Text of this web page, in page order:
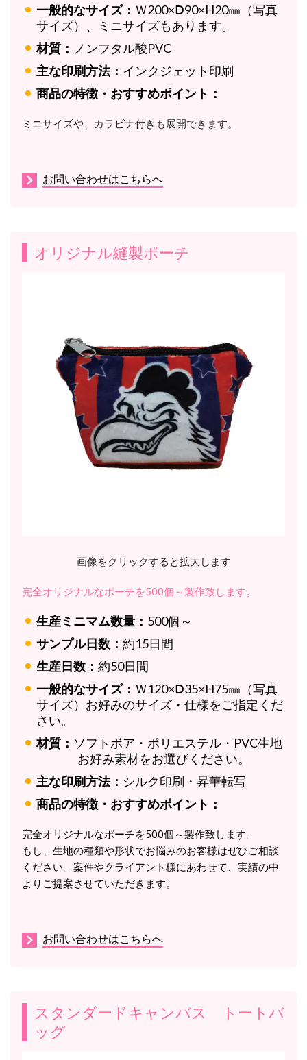
一般的なサイズ： Ｗ200×Ⅾ90×H20㎜（写真
サイズ）、ミニサイズもあります。
材質： ノンフタル酸PVC
主な印刷方法： インクジェット印刷
商品の特徴・おすすめポイント：
ミニサイズや、カラビナ付きも展開できます。
お問い合わせはこちらへ
オリジナル縫製ポーチ
画像をクリックすると拡大します
完全オリジナルなポーチを500個～製作致します。
生産ミニマム数量： 500個～
サンプル日数： 約15日間
生産日数： 約50日間
一般的なサイズ： Ｗ120×Ⅾ35×H75㎜（写真
サイズ）お好みのサイズ・仕様をご指定くだ
さい。
材質： ソフトボア・ポリエステル・PVC生地
お好み素材をお選びください。
主な印刷方法： シルク印刷・昇華転写
商品の特徴・おすすめポイント：
完全オリジナルなポーチを500個～製作致します。
もし、生地の種類や形状でお悩みのお客様はぜひご相談
ください。案件やクライアント様にあわせて、実績の中
よりご提案させていただきます。
お問い合わせはこちらへ
スタンダードキャンバス トートバ
ッグ